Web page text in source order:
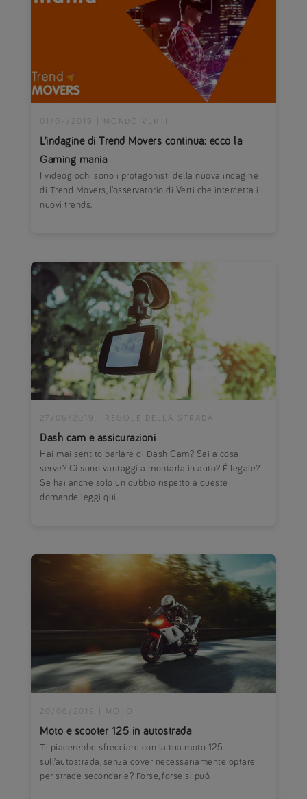
L’indagine di Trend Movers continua: ecco la
Gaming mania
01/07/2019 MONDO VERTI
I videogiochi sono i protagonisti della nuova indagine
di Trend Movers, l’osservatorio di Verti che intercetta i
nuovi trends.
Dash cam e assicurazioni
27/06/2019 REGOLE DELLA STRADA
Hai mai sentito parlare di Dash Cam? Sai a cosa
serve? Ci sono vantaggi a montarla in auto? É legale?
Se hai anche solo un dubbio rispetto a queste
domande leggi qui.
Moto e scooter 125 in autostrada
20/06/2019 MOTO
Ti piacerebbe sfrecciare con la tua moto 125
sull’autostrada, senza dover necessariamente optare
per strade secondarie? Forse, forse si può.